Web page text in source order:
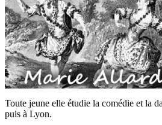
Toute jeune elle étudie la comédie et la
puis à Lyon.